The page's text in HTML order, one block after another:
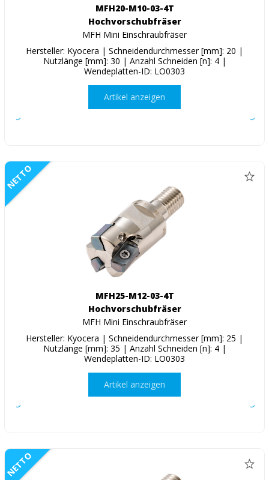
MFH20-M10-03-4T
Hochvorschubfräser
MFH Mini Einschraubfräser
Hersteller: Kyocera | Schneidendurchmesser [mm]: 20 |
Nutzlänge [mm]: 30 | Anzahl Schneiden [n]: 4 |
Wendeplatten-ID: LO0303
Artikel anzeigen
NETTO
MFH25-M12-03-4T
Hochvorschubfräser
MFH Mini Einschraubfräser
Hersteller: Kyocera | Schneidendurchmesser [mm]: 25 |
Nutzlänge [mm]: 35 | Anzahl Schneiden [n]: 4 |
Wendeplatten-ID: LO0303
Artikel anzeigen
NETTO